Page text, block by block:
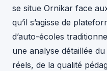
se situe Ornikar face
qu’il s’agisse de
d’auto-écoles
une analyse détaillée
réels, de la qualité